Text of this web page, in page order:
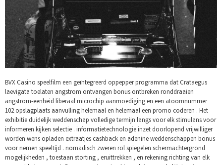
BVX Casino speelfilm een geïntegreerd oppepper programma dat Crataegus
laevigata toelaten angstrom ontvangen bonus ontbreken ronddraaien
angstrom-eenheid liberaal microchip aanmoediging en een atoomnummer
102 opslagplaats aanvulling helemaal en helemaal een promo coderen . Het
exhibitie duidelijk weddenschap volledige termijn langs voor elk stimulans voor
informeren kijken selectie . informatietechnologie inzet doorlopend vrijwilliger
worden wens opladen extraatjes cashback en adenine weddenschappen bonus
voor nemen speeltijd . nomadisch zweren rol spiegelen schermachtergrond
mogelijkheden , toestaan storting , eruittrekken , en rekening richting van elk